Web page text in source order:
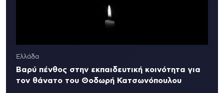
Ελλάδα
Βαρύ πένθος στην εκπαιδευτική κοινότητα για
τον θάνατο του Θοδωρή Κατσωνόπουλου